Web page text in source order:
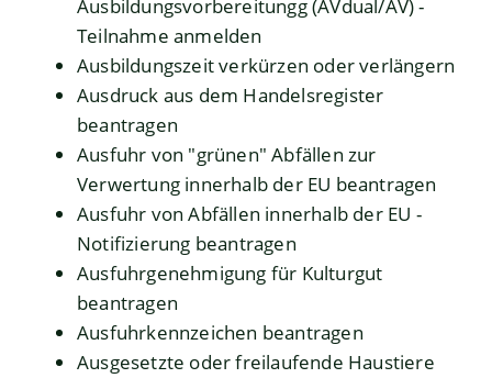
Ausbildungsvorbereitungg (AVdual/AV) -
Teilnahme anmelden
Ausbildungszeit verkürzen oder verlängern
Ausdruck aus dem Handelsregister
beantragen
Ausfuhr von "grünen" Abfällen zur
Verwertung innerhalb der EU beantragen
Ausfuhr von Abfällen innerhalb der EU -
Notifizierung beantragen
Ausfuhrgenehmigung für Kulturgut
beantragen
Ausfuhrkennzeichen beantragen
Ausgesetzte oder freilaufende Haustiere